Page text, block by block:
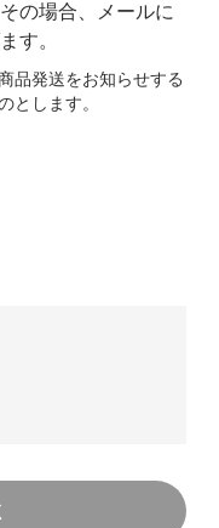
の場合、メールに
す。
品発送をお知らせする
とします。